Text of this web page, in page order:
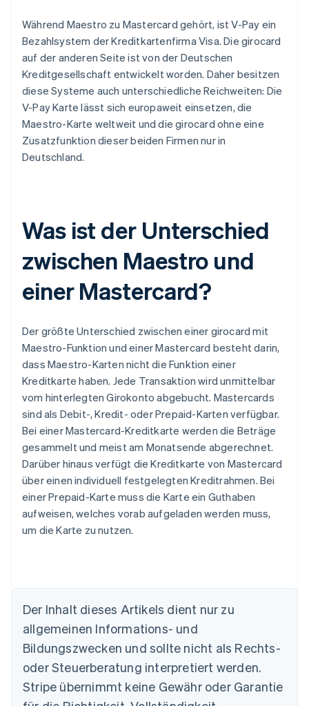
Während Maestro zu Mastercard gehört, ist V-Pay ein
Bezahlsystem der Kreditkartenfirma Visa. Die girocard
auf der anderen Seite ist von der Deutschen
Kreditgesellschaft entwickelt worden. Daher besitzen
diese Systeme auch unterschiedliche Reichweiten: Die
V-Pay Karte lässt sich europaweit einsetzen, die
Maestro-Karte weltweit und die girocard ohne eine
Zusatzfunktion dieser beiden Firmen nur in
Deutschland.
Was ist der Unterschied
zwischen Maestro und
einer Mastercard?
Der größte Unterschied zwischen einer girocard mit
Maestro-Funktion und einer Mastercard besteht darin,
dass Maestro-Karten nicht die Funktion einer
Kreditkarte haben. Jede Transaktion wird unmittelbar
vom hinterlegten Girokonto abgebucht. Mastercards
sind als Debit-, Kredit- oder Prepaid-Karten verfügbar.
Bei einer Mastercard-Kreditkarte werden die Beträge
gesammelt und meist am Monatsende abgerechnet.
Darüber hinaus verfügt die Kreditkarte von Mastercard
über einen individuell festgelegten Kreditrahmen. Bei
einer Prepaid-Karte muss die Karte ein Guthaben
aufweisen, welches vorab aufgeladen werden muss,
um die Karte zu nutzen.
Der Inhalt dieses Artikels dient nur zu
allgemeinen Informations- und
Bildungszwecken und sollte nicht als Rechts-
oder Steuerberatung interpretiert werden.
Stripe übernimmt keine Gewähr oder Garantie
English
Belgien
Nederlands Français Deutsch English
Brasilien
PortuguêsEnglish
Bulgarien